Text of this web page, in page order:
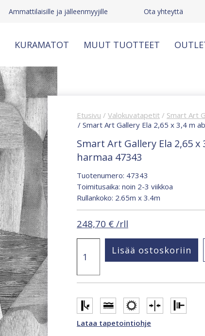
Ammattilaisille ja jälleenmyyjille Ota yhteyttä
KURAMATOT MUUT TUOTTEET
Etusivu / Valokuvatapetit / Smart Art
/ Smart Art Gallery Ela 2,65 x 3,4 m
Smart Art Gallery Ela 2,65
harmaa 47343
Tuotenumero: 47343
Toimitusaika: noin 2-3 viikkoa
Rullankoko: 2.65m x 3.4m
248,70 € /rll
Art
Gallery
2,65
3,4
m
abstrakti
valokuvatapetti
Lisää ostoskoriin
Lataa tapetointiohje